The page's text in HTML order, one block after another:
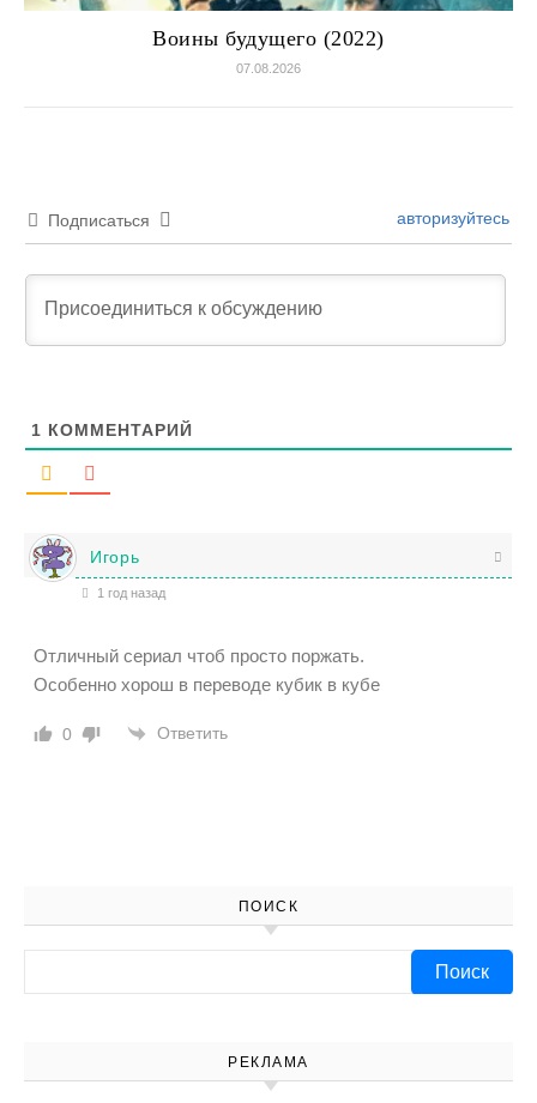
Воины будущего (2022)
07.08.2026
Подписаться авторизуйтесь
1 КОММЕНТАРИЙ
Игорь
1 год назад
Отличный сериал чтоб просто поржать.
Особенно хорош в переводе кубик в кубе
0 Ответить
ПОИСК
РЕКЛАМА